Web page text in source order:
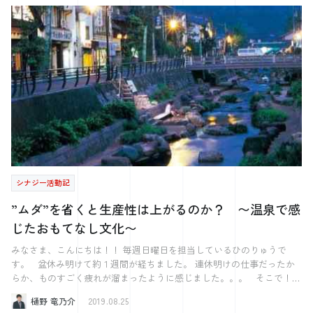
聞いたときにとても腹落ちしました。 社長と社員の感じる時間には大
きな差があるということ。 それは社員から要望や不満などで「なんと
かしてくれ」という声は誰しもが経験があると思います。 管理職でも
部下から言われた経験はあるのではないかと思います。 本当に何もし
なければ「あの人に言ってもなにもしてくれない」と言われ 「やって
くれないなら何も言わないほうが良い」と無関心になっていくかもしれ
ません。 最終的に不満が溜まり、退職ということもあるかと思いま
す。 ただ多くの場合は何もしていないというケースは少ないように感
じます。 社長からすればこの案件は他の仕事のことも踏まえて「3ヶ
月位かかるだろうなぁ」と思い、少しずつ行っていて 社員からしたら
1ヶ月間で「なにも動いてくれない」ということを考える。そう結論づ
けるのです。 私もこういう経験はあります。 忙しさにかまけて、そ
うなりがちだと思っています。 自分は忙しいので、それは優先順位が
低くなり、そうなってしまうのです。 なのに夜は飲みに行っている的
な。 忙しいとは本当に時間がないのではなく、優先順位を落としてい
るということができます。 そうすると部下に対して優先順位が低いの
だと部下から思われる。 そりゃ当然の話だと思います。 大きなポイ
ントは「コミュニケーション」なのです。 当たり前だと思うかもしれ
ませんが、 それがちゃんとできてないのでそのようなことが起きるの
です。 気付いた時がチャンスです。 それをその人のせいにするので
はなく自責の念を持ってちゃんと対応しなければなりません。 ちゃん
と適時情報を伝えて、どこまで進んでいるか。 いつにそれが完了する
シナジー活動記
”ムダ”を省くと生産性は上がるのか？ 〜温泉で感
じたおもてなし文化〜
みなさま、こんにちは！！ 毎週日曜日を担当しているひのりゅうで
す。 盆休み明けて約１週間が経ちました。 連休明けの仕事だったか
らか、ものすごく疲れが溜まったように感じました。。。 そこで！！
先日の休みに島根県松江市にある玉造温泉に行ってきました！！ 実は
私温泉がとても好きでして、、、 大学時代からよく温泉に行っており
樋野 竜乃介 2019.08.25